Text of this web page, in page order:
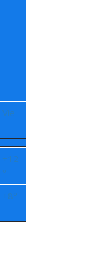
Vie
+12
°
+8°